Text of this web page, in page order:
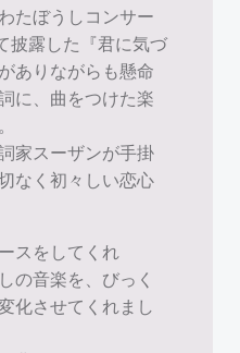
たぼうしコンサー
披露した『君に気づ
ありながらも懸命
に、曲をつけた楽
家スーザンが手掛
なく初々しい恋心
スをしてくれ
の音楽を、びっく
化させてくれまし